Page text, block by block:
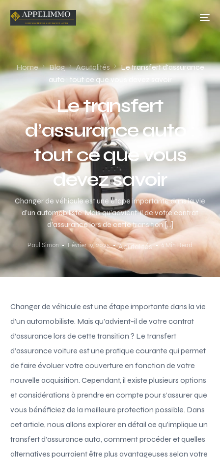
Home Blog Acutalités
Le transfert d’assurance
auto : tout ce que vous devez savoir
Le transfert
d’assurance auto :
tout ce que vous
devez savoir
Changer de véhicule est une étape importante dans la vie
d’un automobiliste. Mais qu’advient-il de votre contrat
d’assurance lors de cette transition […]
Paul Simon Février 19, 2025 Acutalités 6 Min Read
Changer de véhicule est une étape importante dans la vie
d’un automobiliste. Mais qu’advient-il de votre contrat
d’assurance lors de cette transition ? Le transfert
d’assurance voiture est une pratique courante qui permet
de faire évoluer votre couverture en fonction de votre
nouvelle acquisition. Cependant, il existe plusieurs options
et considérations à prendre en compte pour s’assurer que
vous bénéficiez de la meilleure protection possible. Dans
cet article, nous allons explorer en détail ce qu’implique un
transfert d’assurance auto, comment procéder et quelles
alternatives pourraient être plus avantageuses selon votre